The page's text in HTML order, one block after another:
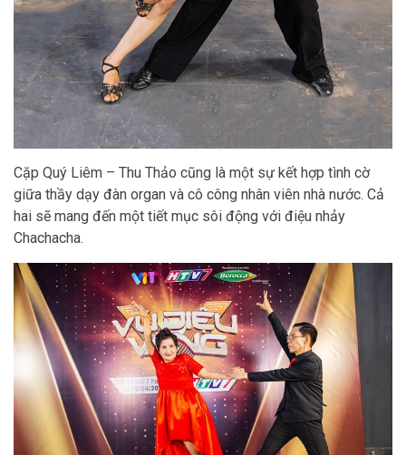
Cặp Quý Liêm – Thu Thảo cũng là một sự kết hợp tình cờ
giữa thầy dạy đàn organ và cô công nhân viên nhà nước. Cả
hai sẽ mang đến một tiết mục sôi động với điệu nhảy
Chachacha.